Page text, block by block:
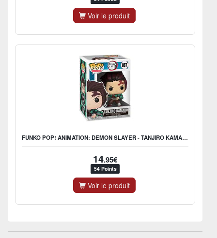
Voir le produit
FUNKO POP! ANIMATION: DEMON SLAYER - TANJIRO KAMADO
14.95€
54 Points
Voir le produit